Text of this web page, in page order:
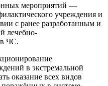
мероприятий —
учреждения и
с ранее разработанным и
лечебно-
в ЧС.
в экстремальной
оказание всех видов